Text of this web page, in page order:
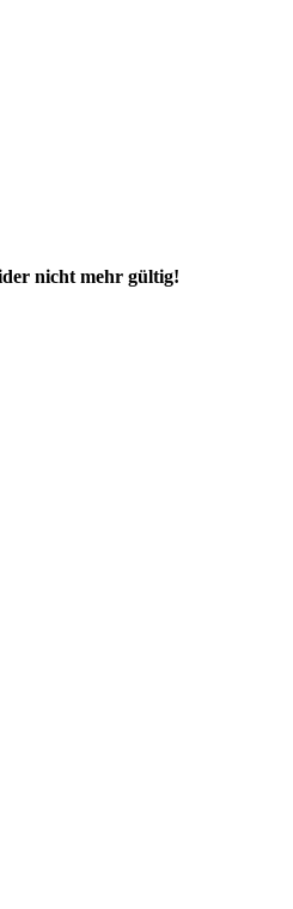
nicht mehr gültig!